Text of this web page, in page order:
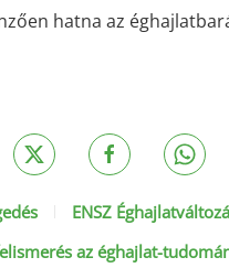
hatna az
ENSZ
az éghajlat-